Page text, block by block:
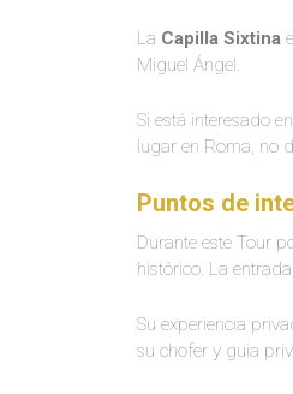
La Capilla Sixtina
Miguel Ángel.
Si está interesado
lugar en Roma, no
Puntos de
Durante este Tour
histórico. La
Su experiencia
su chofer y guia